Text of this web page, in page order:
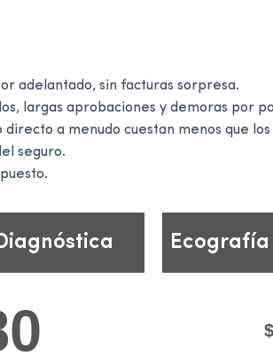
adelantado, sin facturas sorpresa.
largas aprobaciones y demoras por
a menudo cuestan menos que
seguro.
$